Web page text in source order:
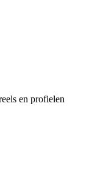
en profielen